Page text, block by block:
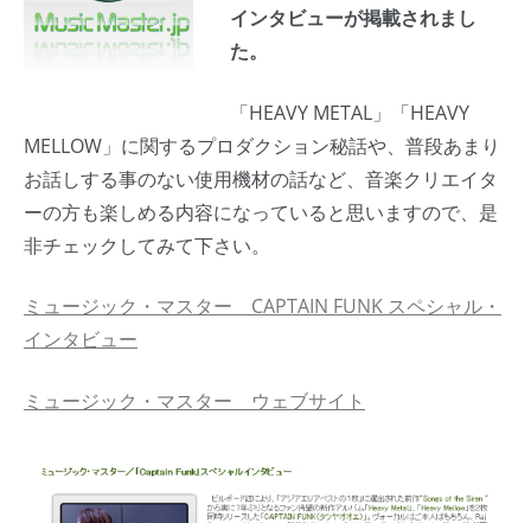
インタビューが掲載されまし
た。
「HEAVY METAL」「HEAVY
MELLOW」に関するプロダクション秘話や、普段あまり
お話しする事のない使用機材の話など、音楽クリエイタ
ーの方も楽しめる内容になっていると思いますので、是
非チェックしてみて下さい。
ミュージック・マスター CAPTAIN FUNK スペシャル・
インタビュー
ミュージック・マスター ウェブサイト